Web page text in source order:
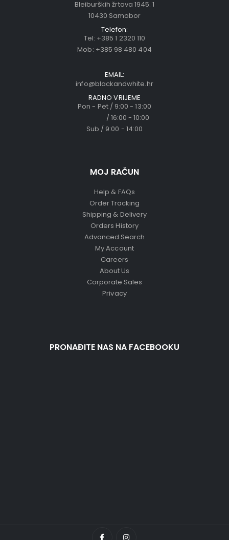
Bleiburških žrtava 1945. 1
10430 Samobor
Telefon:
Tel: +385 1 2320 110
Mob: +385 98 480 404
EMAIL:
info@blackandwhite.hr
RADNO VRIJEME
Pon - Pet / 9:00 - 13:00
/ 16:00 - 10:00
Sub / 9:00 - 14:00
MOJ RAČUN
Help & FAQs
Order Tracking
Shipping & Delivery
Orders History
Advanced Search
My Account
Careers
About Us
Corporate Sales
Privacy
PRONAĐITE NAS NA FACEBOOKU